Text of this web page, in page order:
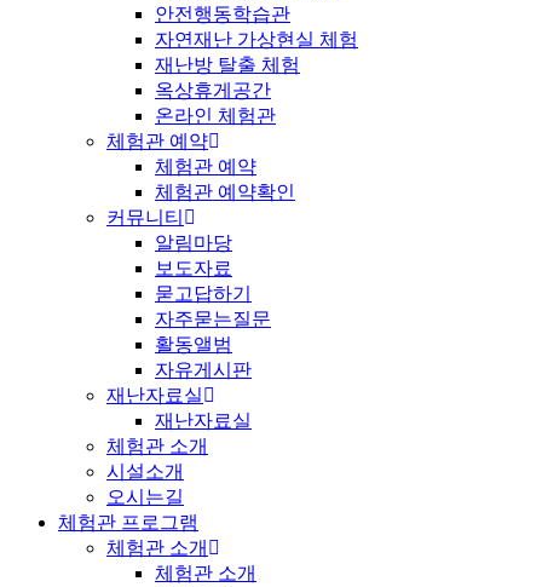
안전행동학습관
자연재난 가상현실 체험
재난방 탈출 체험
옥상휴게공간
온라인 체험관
체험관 예약
체험관 예약
체험관 예약확인
커뮤니티
알림마당
보도자료
묻고답하기
자주묻는질문
활동앨범
자유게시판
재난자료실
재난자료실
체험관 소개
시설소개
오시는길
체험관 프로그램
체험관 소개
체험관 소개